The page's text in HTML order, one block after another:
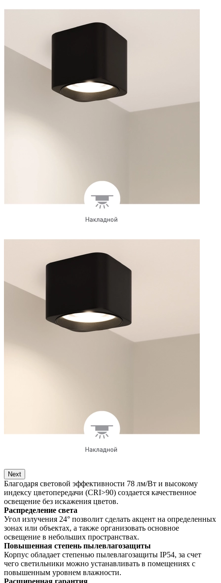
Next
Благодаря световой эффективности 78 лм/Вт и высокому
индексу цветопередачи (CRI>90) создается качественное
освещение без искажения цветов.
Распределение света
Угол излучения 24° позволит сделать акцент на определенных
зонах или объектах, а также организовать основное
освещение в небольших пространствах.
Повышенная степень пылевлагозащиты
Корпус обладает степенью пылевлагозащиты IP54, за счет
чего светильники можно устанавливать в помещениях с
повышенным уровнем влажности.